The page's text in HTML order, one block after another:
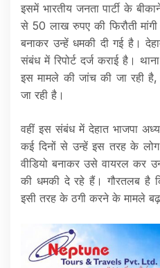
इसमें भारतीय जनता पार्टी के
से 50 लाख रुपए की फिरौती
बनाकर उन्हें धमकी दी गई है।
संबंध में रिपोर्ट दर्ज कराई है।
इस मामले की जांच की जा रही
जा रही है।
वहीं इस संबंध में देहात भाजपा
कई दिनों से उन्हें इस तरह के
वीडियो बनाकर उसे वायरल कर
की धमकी दे रहे हैं। गौरतलब है
इसी तरह के ठगी करने के मामले